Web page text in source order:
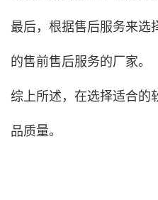
最后，根据售后服务来选
的售前售后服务的厂家。
综上所述，在选择适合的
品质量。